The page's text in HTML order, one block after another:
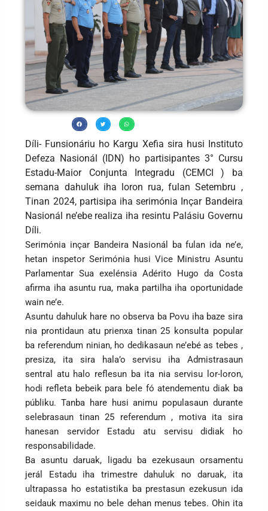
Díli- Funsionáriu ho Kargu Xefia sira husi Instituto
Defeza Nasionál (IDN) ho partisipantes 3° Cursu
Estadu-Maior Conjunta Integradu (CEMCI ) ba
semana dahuluk iha loron rua, fulan Setembru ,
Tinan 2024, partisipa iha serimónia Inçar Bandeira
Nasionál ne’ebe realiza iha resintu Palásiu Governu
Díli.
Serimónia inçar Bandeira Nasionál ba fulan ida ne’e,
hetan inspetor Serimónia husi Vice Ministru Asuntu
Parlamentar Sua exelénsia Adérito Hugo da Costa
afirma iha asuntu rua, maka partilha iha oportunidade
wain ne’e.
Asuntu dahuluk hare no observa ba Povu iha baze sira
nia prontidaun atu prienxa tinan 25 konsulta popular
ba referendum ninian, ho dedikasaun ne’ebé as tebes ,
presiza, ita sira hala’o servisu iha Admistrasaun
sentral atu halo reflesun ba ita nia servisu lor-loron,
hodi refleta bebeik para bele fó atendementu diak ba
públiku. Tanba hare husi animu populasaun durante
selebrasaun tinan 25 referendum , motiva ita sira
hanesan servidor Estadu atu servisu didiak ho
responsabilidade.
Ba asuntu daruak, ligadu ba ezekusaun orsamentu
jerál Estadu iha trimestre dahuluk no daruak, ita
ultrapassa ho estatistika ba prestasun ezekusun ida
seidauk maximu no bele dehan menus tebes. Ohin ita